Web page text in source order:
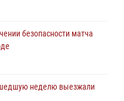
безопасности матча
неделю выезжали